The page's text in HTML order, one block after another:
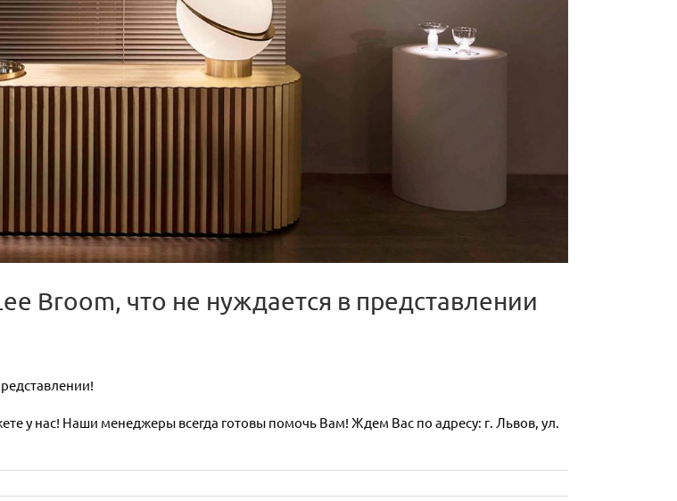
Broom, что не нуждается в представлении
у нас! Наши менеджеры всегда готовы помочь Вам! Ждем Вас по адресу: г. Львов, ул.